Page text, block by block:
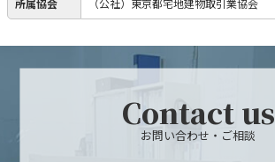
所属協会 （公社）東京都宅地建物取引業協会
Contact us
お問い合わせ・ご相談